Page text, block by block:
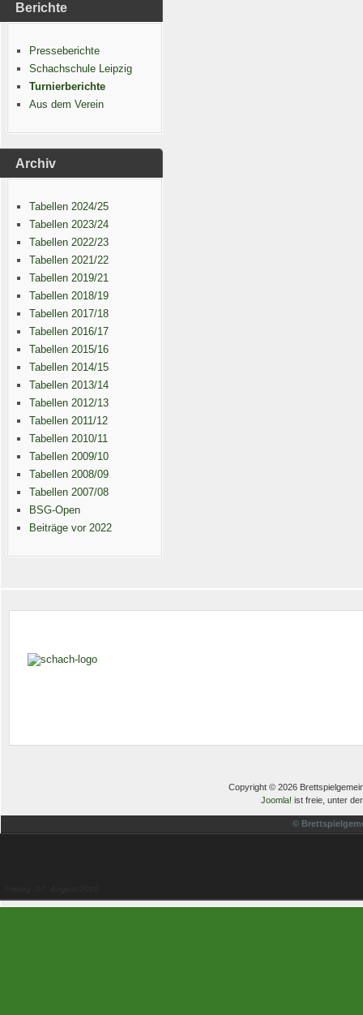
Berichte
Presseberichte
Schachschule Leipzig
Turnierberichte
Aus dem Verein
Archiv
Tabellen 2024/25
Tabellen 2023/24
Tabellen 2022/23
Tabellen 2021/22
Tabellen 2019/21
Tabellen 2018/19
Tabellen 2017/18
Tabellen 2016/17
Tabellen 2015/16
Tabellen 2014/15
Tabellen 2013/14
Tabellen 2012/13
Tabellen 2011/12
Tabellen 2010/11
Tabellen 2009/10
Tabellen 2008/09
Tabellen 2007/08
BSG-Open
Beiträge vor 2022
Copyright © 2026
Joomla! ist freie, unter
©